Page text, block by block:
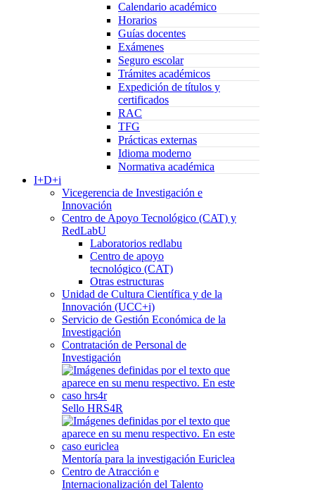
Calendario académico
Horarios
Guías docentes
Exámenes
Seguro escolar
Trámites académicos
Expedición de títulos y
certificados
RAC
TFG
Prácticas externas
Idioma moderno
Normativa académica
I+D+i
Vicegerencia de Investigación e
Innovación
Centro de Apoyo Tecnológico (CAT) y
RedLabU
Laboratorios redlabu
Centro de apoyo
tecnológico (CAT)
Otras estructuras
Unidad de Cultura Científica y de la
Innovación (UCC+i)
Servicio de Gestión Económica de la
Investigación
Contratación de Personal de
Investigación
Sello HRS4R
Mentoría para la investigación Euriclea
Centro de Atracción e
Internacionalización del Talento